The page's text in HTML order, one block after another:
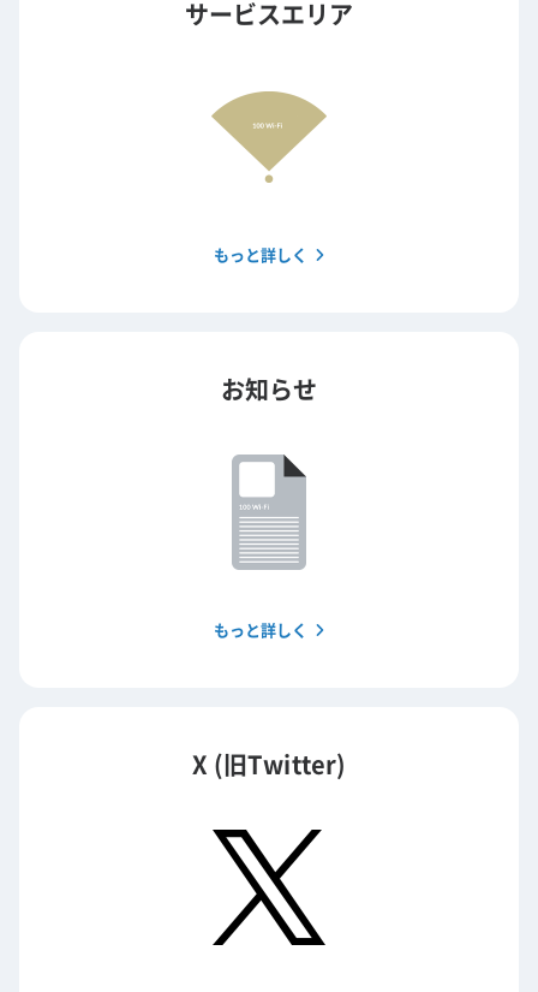
サービスエリア
もっと詳しく
お知らせ
もっと詳しく
X (旧Twitter)